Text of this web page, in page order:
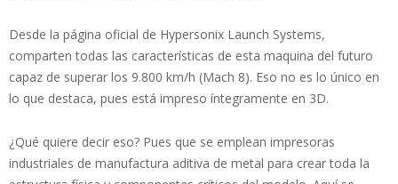
Desde la página oficial de Hypersonix Launch Systems,
comparten todas las características de esta maquina del futuro
capaz de superar los 9.800 km/h (Mach 8). Eso no es lo único en
lo que destaca, pues está impreso íntegramente en 3D.
¿Qué quiere decir eso? Pues que se emplean impresoras
industriales de manufactura aditiva de metal para crear toda la